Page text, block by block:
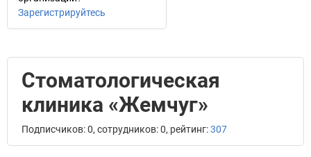
Зарегистрируйтесь
Стоматологическая
клиника «Жемчуг»
Подписчиков: 0, сотрудников: 0, рейтинг:307